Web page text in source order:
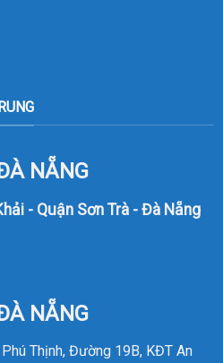
NẴNG
- Quận Sơn Trà - Đà Nẵng
NẴNG
Thịnh, Đường 19B, KĐT An